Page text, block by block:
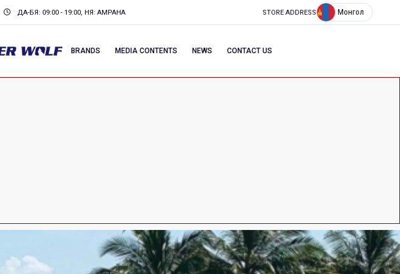
ДА-БЯ: 09:00 - 19:00, НЯ: АМРАНА STORE ADDRESS Монгол
BRANDS MEDIA CONTENTS NEWS CONTACT US